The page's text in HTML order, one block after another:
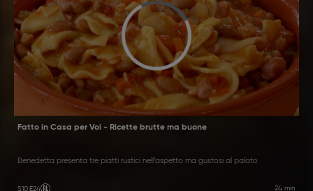
Fatto in Casa per Voi - Ricette brutte ma buone
Benedetta presenta tre piatti rustici nell’aspetto ma gustosi al palato
S10:E24 24 min